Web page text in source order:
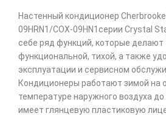
Настенный кондиционер
09HRN1/COX-09HN1серии Crystal
себе ряд функций, которые делают
функциональной, тихой, а также
эксплуатации и сервисном
Кондиционеры работают зимой на
температуре наружного воздуха
имеет глянцевую пластиковую